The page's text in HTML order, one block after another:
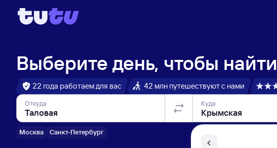
Выберите день, чтобы найти
22 года работаем для вас 42 млн путешествуют с нами
Откуда
Москва Санкт-Петербург
Куда